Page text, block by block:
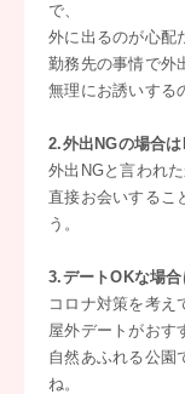
で、
外に出るのが心配
勤務先の事情で外
無理にお誘いする
2.外出NGの場合
外出NGと言われ
直接お会いするこ
う。
3.デートOKな場合
コロナ対策を考え
屋外デートがおす
自然あふれる公園
ね。